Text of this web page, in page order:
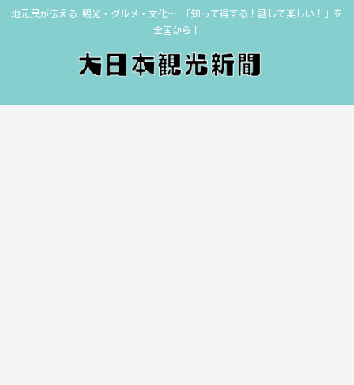
地元民が伝える 観光・グルメ・文化… 「知って得する！話して楽しい！」を
全国から！